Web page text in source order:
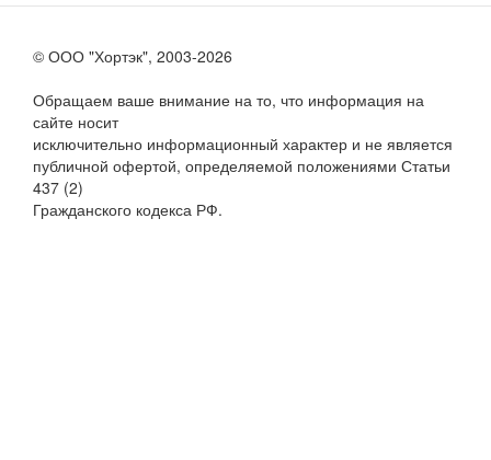
© ООО "Хортэк", 2003-2026
Обращаем ваше внимание на то, что информация на
сайте носит
исключительно информационный характер и не является
публичной офертой, определяемой положениями Статьи
437 (2)
Гражданского кодекса РФ.